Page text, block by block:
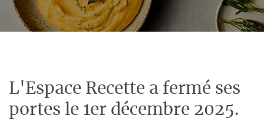
L'Espace Recette a fermé ses
portes le 1er décembre 2025.